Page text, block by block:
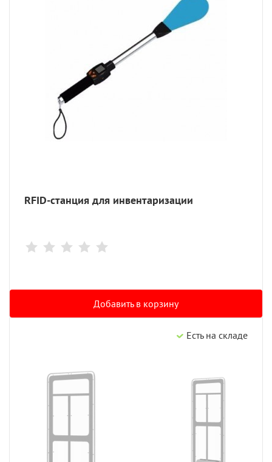
RFID-станция для инвентаризации
Добавить в корзину
Есть на складе